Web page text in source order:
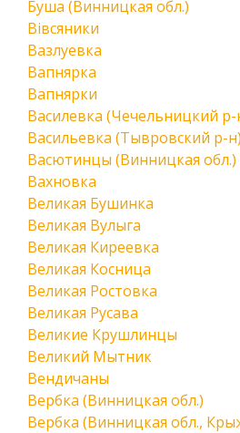
Буша (Винницкая обл.)
Вівсяники
Вазлуевка
Вапнярка
Вапнярки
Василевка (Чечельницкий р-
Васильевка (Тывровский р-н)
Васютинцы (Винницкая обл.)
Вахновка
Великая Бушинка
Великая Вулыга
Великая Киреевка
Великая Косница
Великая Ростовка
Великая Русава
Великие Крушлинцы
Великий Мытник
Вендичаны
Вербка (Винницкая обл.)
Вербка (Винницкая обл.,